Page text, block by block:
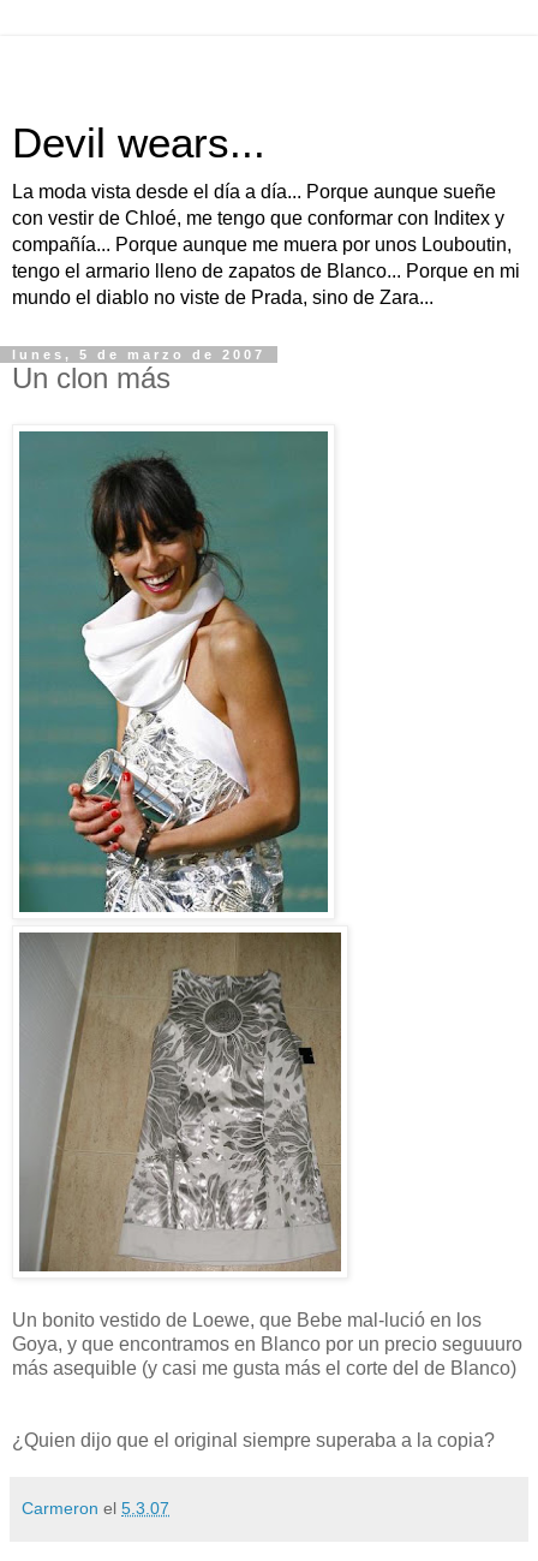
Devil wears...
La moda vista desde el día a día... Porque aunque sueñe
con vestir de Chloé, me tengo que conformar con Inditex y
compañía... Porque aunque me muera por unos Louboutin,
tengo el armario lleno de zapatos de Blanco... Porque en mi
mundo el diablo no viste de Prada, sino de Zara...
lunes, 5 de marzo de 2007
Un clon más
Un bonito vestido de Loewe, que Bebe mal-lució en los
Goya, y que encontramos en Blanco por un precio seguuuro
más asequible (y casi me gusta más el corte del de Blanco)
¿Quien dijo que el original siempre superaba a la copia?
Carmeron el 5.3.07